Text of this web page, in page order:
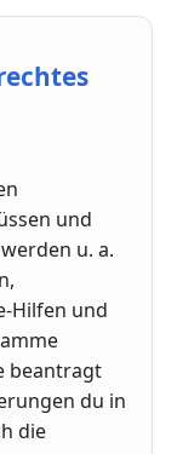
und
u. a.
Hilfen und
beantragt
du in
die